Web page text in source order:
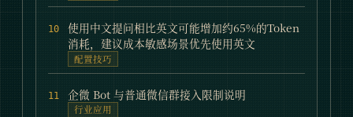
10
使用中文提问相比英文可能增加约65%的Token
消耗，建议成本敏感场景优先使用英文
配置技巧
11 企微 Bot 与普通微信群接入限制说明
行业应用